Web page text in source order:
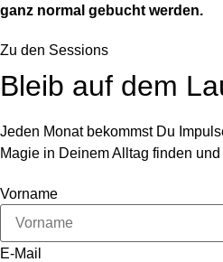
ganz normal gebucht werden.
Zu den Sessions
Bleib auf dem
Jeden Monat bekommst Du
Magie in Deinem Alltag finden
Vorname
E-Mail